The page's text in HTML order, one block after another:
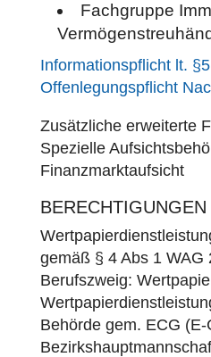
Fachgruppe
Informationspflicht lt.
Offenlegungspflicht
Zusätzliche erweiterte
Spezielle
Finanzmarktaufsicht
BERECHTIGUNGEN
gemäß § 4 Abs 1 WAG
Berufszweig:
Behörde gem. ECG